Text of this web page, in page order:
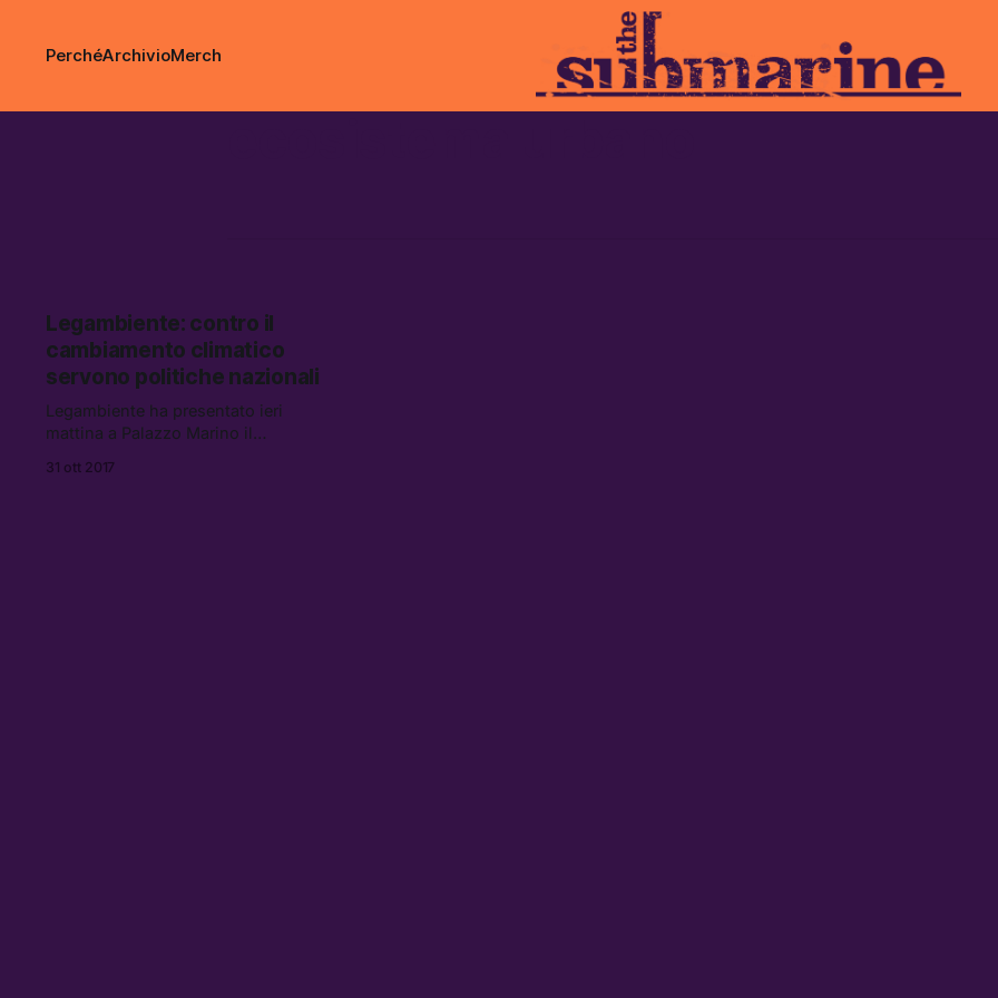
PerchéArchivioMerch
Legambiente: contro il
cambiamento climatico
servono politiche nazionali
Legambiente ha presentato ieri
mattina a Palazzo Marino il
da cui discende la classifica delle
31 ott 2017